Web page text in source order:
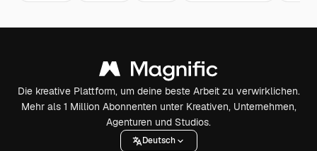
Die kreative Plattform, um deine beste Arbeit zu verwirklichen.
Mehr als 1 Million Abonnenten unter Kreativen, Unternehmen,
Agenturen und Studios.
Deutsch